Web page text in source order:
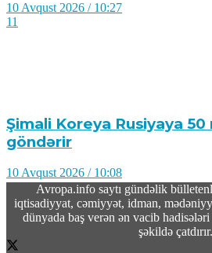
10 Avqust 2026 / 10:27
11
Şimali Koreya Rusiyaya 50
göndərir
10 Avqust 2026 / 10:08
14
Avropa.info saytı gündəlik
iqtisadiyyat, cəmiyyət, idman,
dünyada baş verən ən vacib
şəkildə çatdırır.